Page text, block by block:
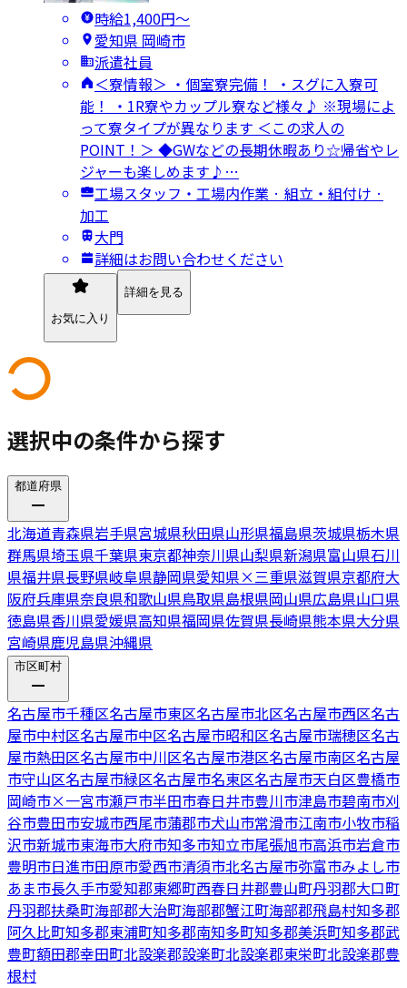
時給1,400円〜
愛知県 岡崎市
派遣社員
＜寮情報＞ ・個室寮完備！ ・スグに入寮可
能！ ・1R寮やカップル寮など様々♪ ※現場によ
って寮タイプが異なります ＜この求人の
POINT！＞ ◆GWなどの長期休暇あり☆帰省やレ
ジャーも楽しめます♪…
工場スタッフ・工場内作業 · 組立・組付け ·
加工
大門
詳細はお問い合わせください
お気に入り
詳細を見る
選択中の条件から探す
都道府県
北海道青森県岩手県宮城県秋田県山形県福島県茨城県栃木県
群馬県埼玉県千葉県東京都神奈川県山梨県新潟県富山県石川
県福井県長野県岐阜県静岡県愛知県×三重県滋賀県京都府大
阪府兵庫県奈良県和歌山県鳥取県島根県岡山県広島県山口県
徳島県香川県愛媛県高知県福岡県佐賀県長崎県熊本県大分県
宮崎県鹿児島県沖縄県
市区町村
名古屋市千種区名古屋市東区名古屋市北区名古屋市西区名古
屋市中村区名古屋市中区名古屋市昭和区名古屋市瑞穂区名古
屋市熱田区名古屋市中川区名古屋市港区名古屋市南区名古屋
市守山区名古屋市緑区名古屋市名東区名古屋市天白区豊橋市
岡崎市×一宮市瀬戸市半田市春日井市豊川市津島市碧南市刈
谷市豊田市安城市西尾市蒲郡市犬山市常滑市江南市小牧市稲
沢市新城市東海市大府市知多市知立市尾張旭市高浜市岩倉市
豊明市日進市田原市愛西市清須市北名古屋市弥富市みよし市
あま市長久手市愛知郡東郷町西春日井郡豊山町丹羽郡大口町
丹羽郡扶桑町海部郡大治町海部郡蟹江町海部郡飛島村知多郡
阿久比町知多郡東浦町知多郡南知多町知多郡美浜町知多郡武
豊町額田郡幸田町北設楽郡設楽町北設楽郡東栄町北設楽郡豊
根村